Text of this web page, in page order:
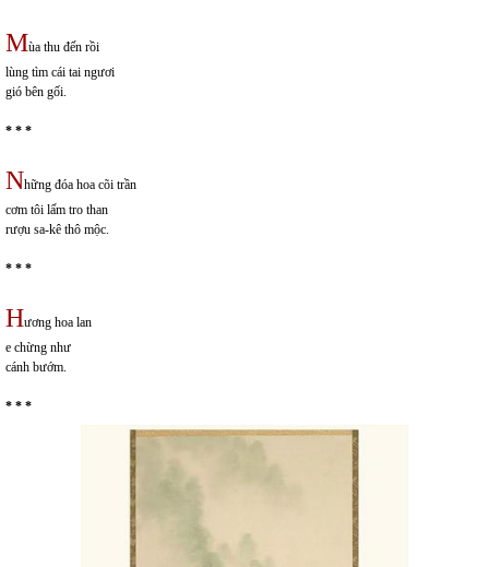
Mùa thu đến rồi
lùng tìm cái tai ngươi
gió bên gối.
* * *
Những đóa hoa cõi trần
cơm tôi lấm tro than
rượu sa-kê thô mộc.
* * *
Hương hoa lan
e chừng như
cánh bướm.
* * *